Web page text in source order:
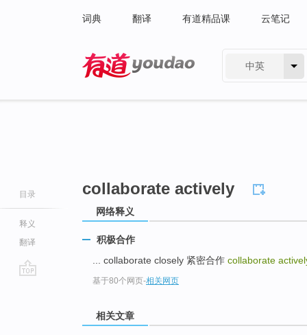
词典 翻译 有道精品课 云笔记
中英
目录
释义
翻译
collaborate actively
网络释义
积极合作
... collaborate closely 紧密合作 collaborate
基于80个网页-相关网页
相关文章